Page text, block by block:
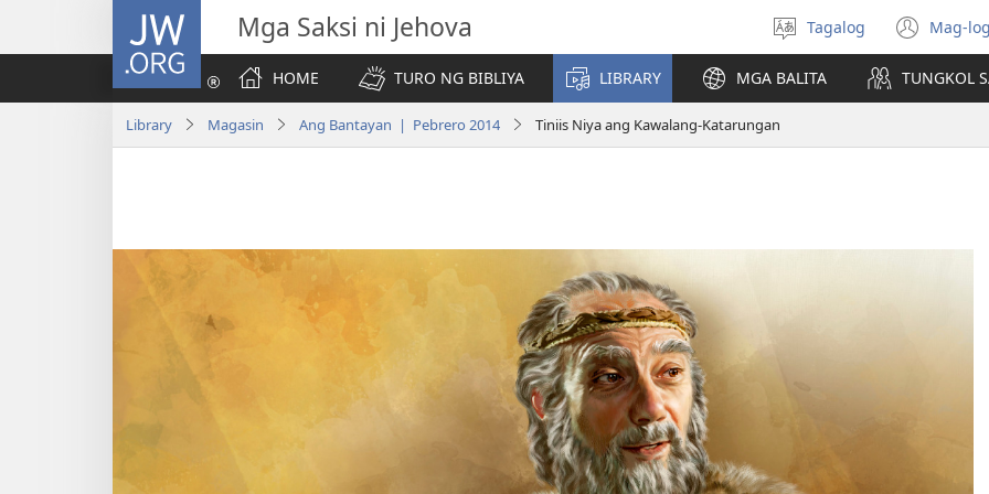
JW.ORG Mga Saksi ni Jehova
Pumili
ng
wika
Tagalog Mag-(may
na
HOME
TURO NG BIBLIYA LIBRARY MGA BALITA TUNGKOL
Library Magasin Ang Bantayan | Pebrero 2014 Tiniis Niya ang Kawalang-Katarungan